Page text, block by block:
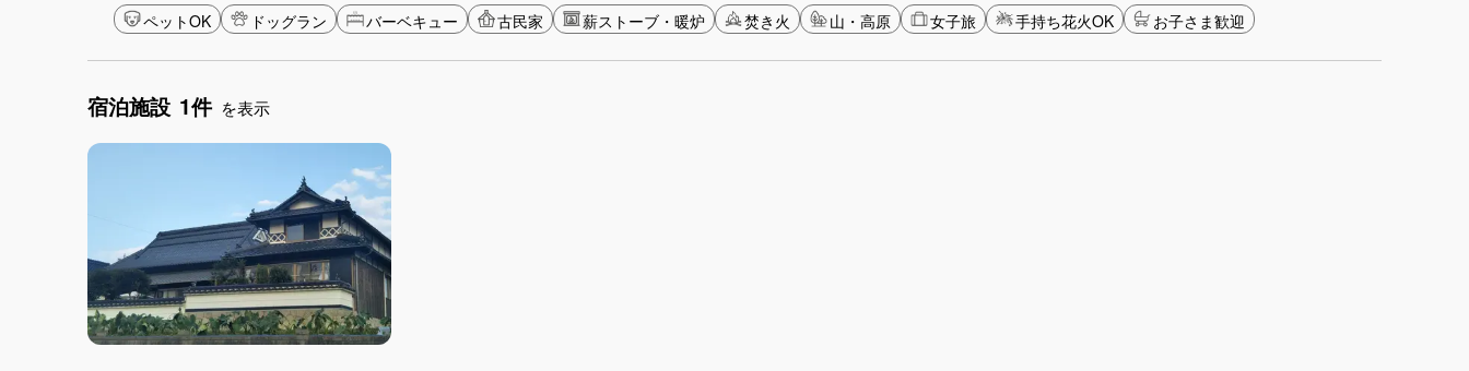
ペットOK ドッグラン バーベキュー 古民家 薪ストーブ・暖炉 焚き火 山・高原 女子旅 手持ち花火OK お子さま歓迎
宿泊施設 1件 を表示